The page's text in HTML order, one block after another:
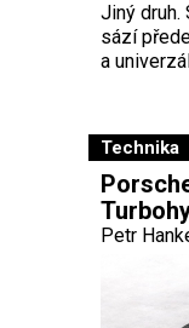
Jiný druh.
sází
a
Technika
Petr